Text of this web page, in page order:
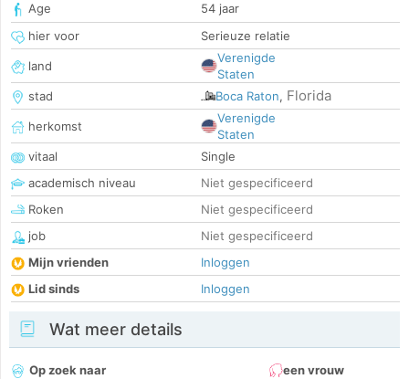
Age
54 jaar
hier voor
Serieuze relatie
land
Verenigde
Staten
stad
Boca Raton, Florida
herkomst
Verenigde
Staten
vitaal
Single
academisch niveau
Niet gespecificeerd
Roken
Niet gespecificeerd
job
Niet gespecificeerd
Mijn vrienden
Inloggen
Lid sinds
Inloggen
Wat meer details
Op zoek naar
een vrouw